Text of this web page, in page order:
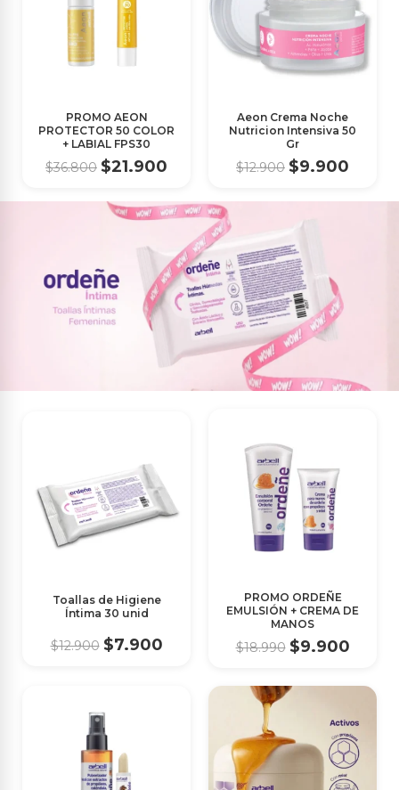
PROMO AEON
PROTECTOR 50 COLOR
+ LABIAL FPS30
$36.800 $21.900
Aeon Crema Noche
Nutricion Intensiva 50
Gr
$12.900 $9.900
Toallas de Higiene
Íntima 30 unid
$12.900 $7.900
PROMO ORDEÑE
EMULSIÓN + CREMA DE
MANOS
$18.990 $9.900